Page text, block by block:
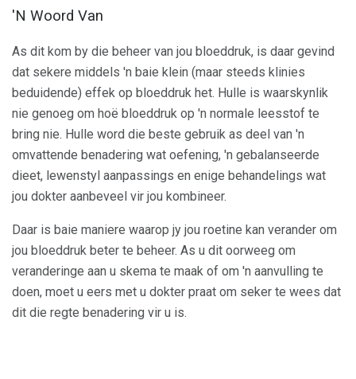
'N Woord Van
As dit kom by die beheer van jou bloeddruk, is daar gevind
dat sekere middels 'n baie klein (maar steeds klinies
beduidende) effek op bloeddruk het. Hulle is waarskynlik
nie genoeg om hoë bloeddruk op 'n normale leesstof te
bring nie. Hulle word die beste gebruik as deel van 'n
omvattende benadering wat oefening, 'n gebalanseerde
dieet, lewenstyl aanpassings en enige behandelings wat
jou dokter aanbeveel vir jou kombineer.
Daar is baie maniere waarop jy jou roetine kan verander om
jou bloeddruk beter te beheer. As u dit oorweeg om
veranderinge aan u skema te maak of om 'n aanvulling te
doen, moet u eers met u dokter praat om seker te wees dat
dit die regte benadering vir u is.